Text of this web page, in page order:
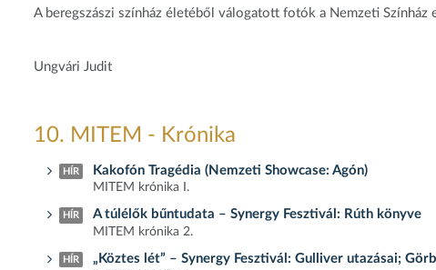
A beregszászi színház életéből válogatott fotók a Nemzeti Színház
Ungvári Judit
10. MITEM - Krónika
HÍR Kakofón Tragédia (Nemzeti Showcase: Agón)
MITEM krónika I.
HÍR A túlélők bűntudata – Synergy Fesztivál: Rúth könyve
MITEM krónika 2.
HÍR „Köztes lét” – Synergy Fesztivál: Gulliver utazásai;